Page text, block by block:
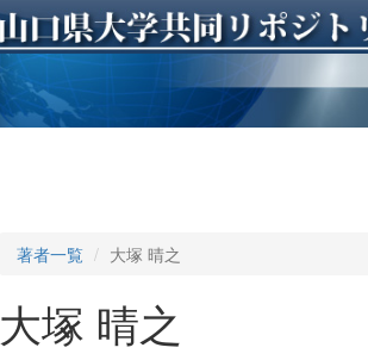
著者一覧 大塚 晴之
大塚 晴之